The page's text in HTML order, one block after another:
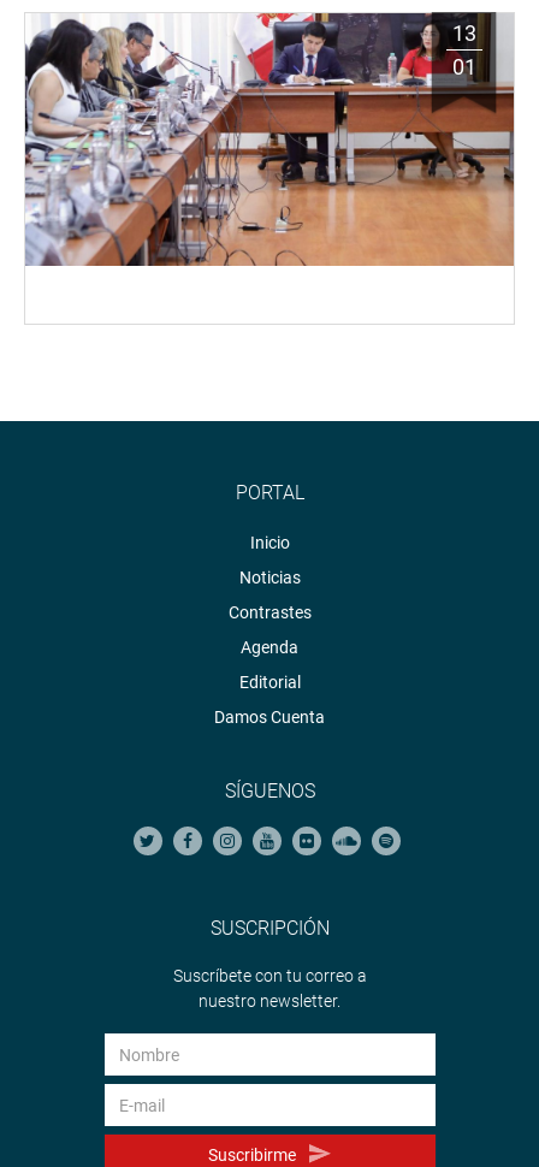
13
01
PORTAL
Inicio
Noticias
Contrastes
Agenda
Editorial
Damos Cuenta
SÍGUENOS
SUSCRIPCIÓN
Suscríbete con tu correo a
nuestro newsletter.
Suscribirme